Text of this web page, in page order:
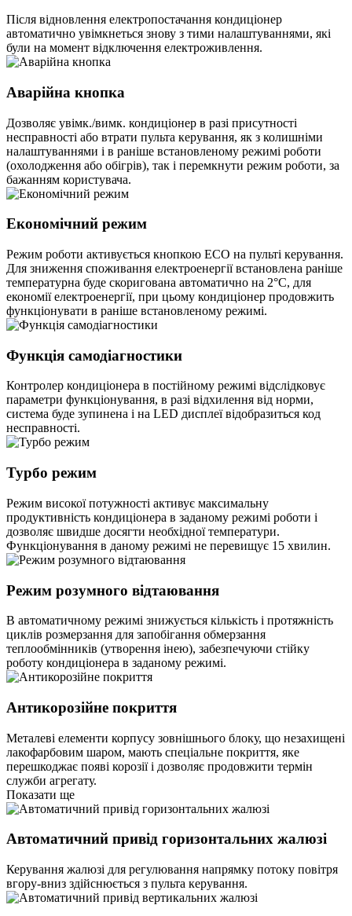
Після відновлення електропостачання кондиціонер
автоматично увімкнеться знову з тими налаштуваннями, які
були на момент відключення електроживлення.
Аварійна кнопка
Дозволяє увімк./вимк. кондиціонер в разі присутності
несправності або втрати пульта керування, як з колишніми
налаштуваннями і в раніше встановленому режимі роботи
(охолодження або обігрів), так і перемкнути режим роботи, за
бажанням користувача.
Економічний режим
Режим роботи активується кнопкою ECO на пульті керування.
Для зниження споживання електроенергії встановлена раніше
температурна буде скоригована автоматично на 2°С, для
економії електроенергії, при цьому кондиціонер продовжить
функціонувати в раніше встановленому режимі.
Функція самодіагностики
Контролер кондиціонера в постійному режимі відслідковує
параметри функціонування, в разі відхилення від норми,
система буде зупинена і на LED дисплеї відобразиться код
несправності.
Турбо режим
Режим високої потужності активує максимальну
продуктивність кондиціонера в заданому режимі роботи і
дозволяє швидше досягти необхідної температури.
Функціонування в даному режимі не перевищує 15 хвилин.
Режим розумного відтаювання
В автоматичному режимі знижується кількість і протяжність
циклів розмерзання для запобігання обмерзання
теплообмінників (утворення інею), забезпечуючи стійку
роботу кондиціонера в заданому режимі.
Антикорозійне покриття
Металеві елементи корпусу зовнішнього блоку, що незахищені
лакофарбовим шаром, мають спеціальне покриття, яке
перешкоджає появі корозії і дозволяє продовжити термін
служби агрегату.
Показати ще
Автоматичний привід горизонтальних жалюзі
Керування жалюзі для регулювання напрямку потоку повітря
вгору-вниз здійснюється з пульта керування.